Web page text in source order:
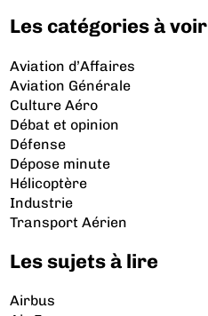
Les catégories à voir
Aviation d’Affaires
Aviation Générale
Culture Aéro
Débat et opinion
Défense
Dépose minute
Hélicoptère
Industrie
Transport Aérien
Les sujets à lire
Airbus